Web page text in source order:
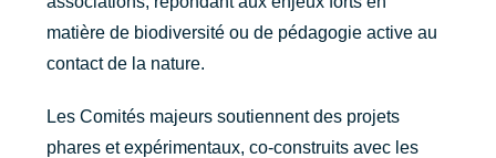
matière de biodiversité ou de pédagogie active au
contact de la nature.
Les Comités majeurs soutiennent des projets
phares et expérimentaux, co-construits avec les